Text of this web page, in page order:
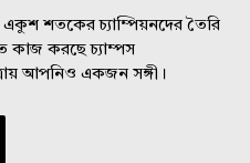
শতকের চ্যাম্পিয়নদের তৈরি
কাজ করছে চ্যাম্পস
আপনিও একজন সঙ্গী।